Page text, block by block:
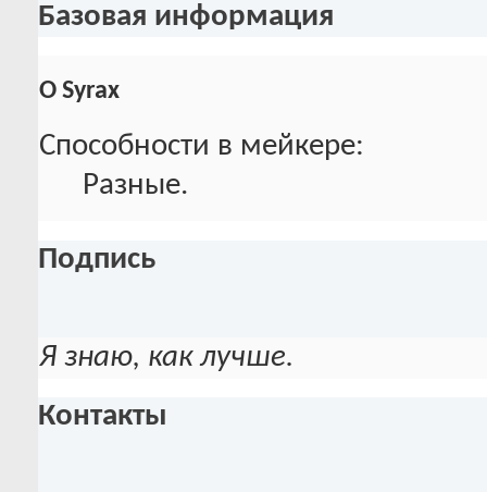
Базовая информация
О Syrax
Способности в мейкере:
Разные.
Подпись
Я знаю, как лучше.
Контакты